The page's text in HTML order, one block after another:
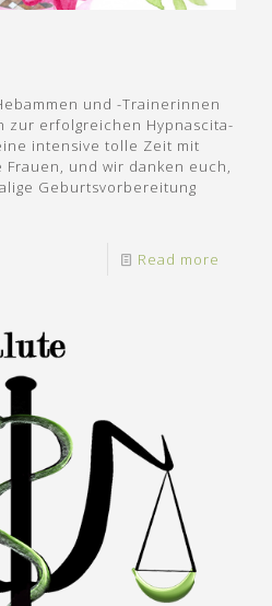
und -Trainerinnen
zur erfolgreichen Hypnascita-
intensive tolle Zeit mit
und wir danken euch,
Geburtsvorbereitung
Read more